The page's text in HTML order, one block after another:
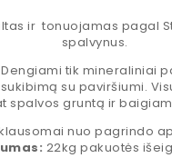
ir tonuojamas pagal
spalvynus.
Dengiami tik mineraliniai
su paviršiumi.
spalvos gruntą ir
nuo pagrindo
22kg pakuotės